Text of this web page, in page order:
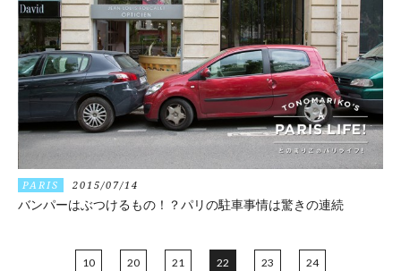
PARIS 2015/07/14
バンパーはぶつけるもの！？パリの駐車事情は驚きの連続
10 20 21 22 23 24